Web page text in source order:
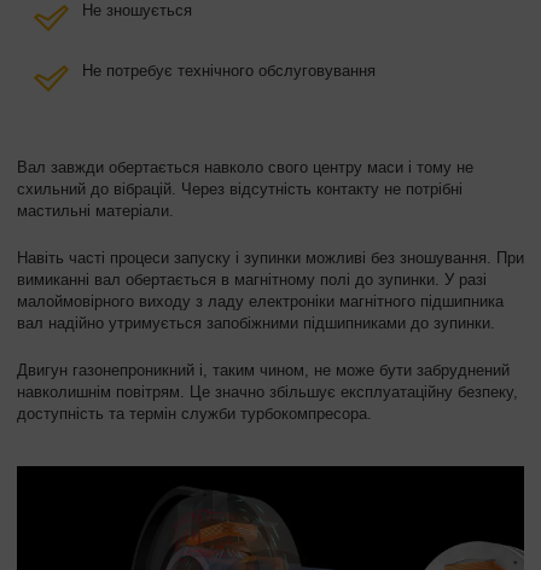
Не зношується
Не потребує технічного обслуговування
Вал завжди обертається навколо свого центру маси і тому не
схильний до вібрацій. Через відсутність контакту не потрібні
мастильні матеріали.
Навіть часті процеси запуску і зупинки можливі без зношування. При
вимиканні вал обертається в магнітному полі до зупинки. У разі
малоймовірного виходу з ладу електроніки магнітного підшипника
вал надійно утримується запобіжними підшипниками до зупинки.
Двигун газонепроникний і, таким чином, не може бути забруднений
навколишнім повітрям. Це значно збільшує експлуатаційну безпеку,
доступність та термін служби турбокомпресора.